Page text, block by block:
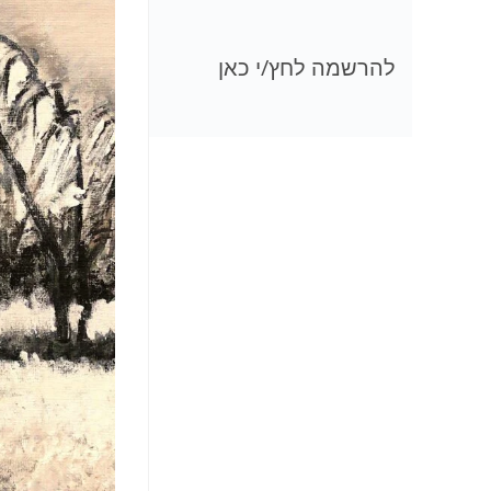
להרשמה לחץ/י כאן